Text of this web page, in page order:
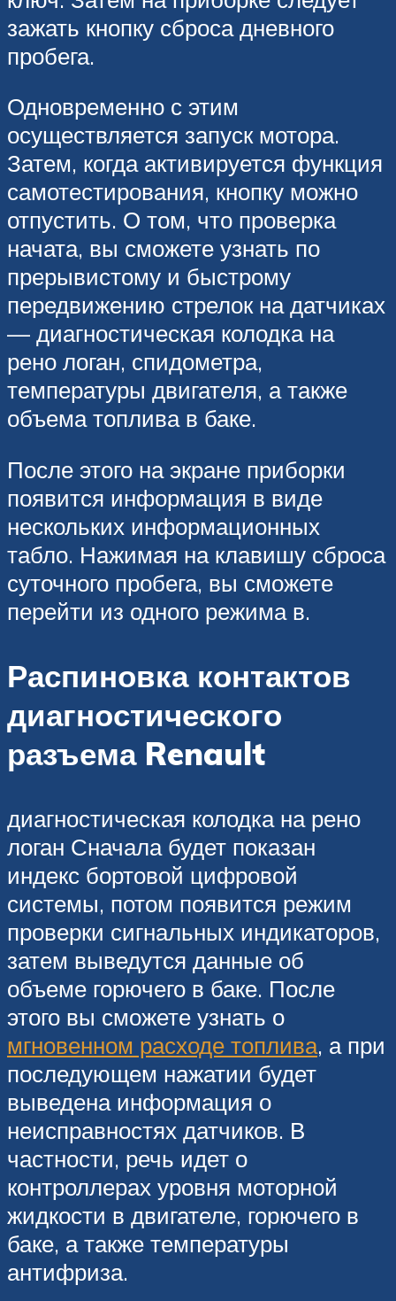
зажать кнопку сброса дневного
пробега.
Одновременно с этим
осуществляется запуск мотора.
Затем, когда активируется функция
самотестирования, кнопку можно
отпустить. О том, что проверка
начата, вы сможете узнать по
прерывистому и быстрому
передвижению стрелок на датчиках
— диагностическая колодка на
рено логан, спидометра,
температуры двигателя, а также
объема топлива в баке.
После этого на экране приборки
появится информация в виде
нескольких информационных
табло. Нажимая на клавишу сброса
суточного пробега, вы сможете
перейти из одного режима в.
Распиновка контактов
диагностического
разъема Renault
диагностическая колодка на рено
логан Сначала будет показан
индекс бортовой цифровой
системы, потом появится режим
проверки сигнальных индикаторов,
затем выведутся данные об
объеме горючего в баке. После
этого вы сможете узнать о
мгновенном расходе топлива, а при
последующем нажатии будет
выведена информация о
неисправностях датчиков. В
частности, речь идет о
контроллерах уровня моторной
жидкости в двигателе, горючего в
баке, а также температуры
антифриза.